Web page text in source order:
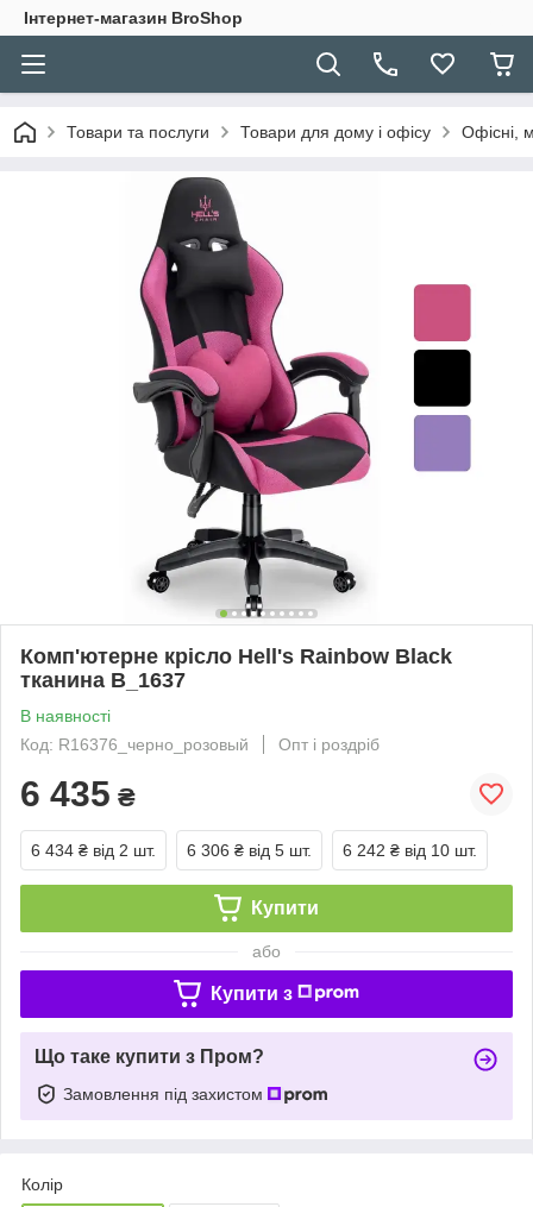
Інтернет-магазин BroShop
Товари та послуги Товари для дому і офісу Офісні,
Комп'ютерне крісло Hell's Rainbow Black
тканина B_1637
В наявності
Код: R16376_черно_розовый
Опт і роздріб
6 435 ₴
6 434 ₴ від 2 шт. 6 306 ₴ від 5 шт. 6 242 ₴ від 10 шт.
Купити
або
Купити з
Що таке купити з Пром?
Замовлення під захистом
Колір